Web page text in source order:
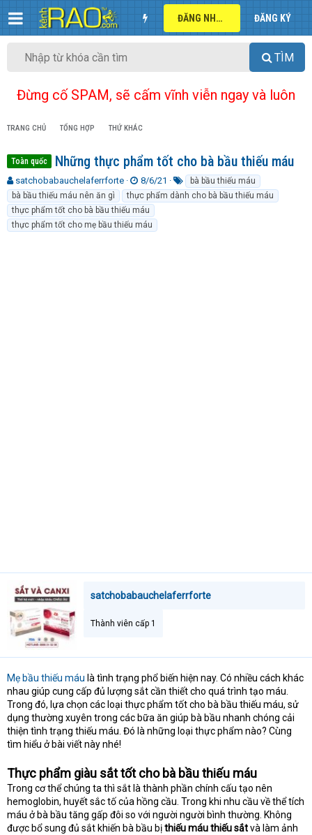
ĐĂNG NHẬP ĐĂNG KÝ
TÌM
Đừng cố SPAM, sẽ cấm vĩnh viễn ngay và luôn
TRANG CHỦ TỔNG HỢP THỨ KHÁC
Toàn quốc Những thực phẩm tốt cho bà bầu thiếu máu
T
h
r
e
a
satchobabauchelaferrforte
N
g
à
y
g
8/6/21
ừ
k
bà bầu thiếu máu
bà bầu thiếu máu nên ăn gì
thực phẩm dành cho bà bầu thiếu máu
thực phẩm tốt cho bà bầu thiếu máu
thực phẩm tốt cho mẹ bầu thiếu máu
satchobabauchelaferrforte
Thành viên cấp 1
Mẹ bầu thiếu máu là tình trạng phổ biến hiện nay. Có nhiều cách khác
nhau giúp cung cấp đủ lượng sắt cần thiết cho quá trình tạo máu.
Trong đó, lựa chọn các loại thực phẩm tốt cho bà bầu thiếu máu, sử
dụng thường xuyên trong các bữa ăn giúp bà bầu nhanh chóng cải
thiện tình trạng thiếu máu. Đó là những loại thực phẩm nào? Cùng
tìm hiểu ở bài viết này nhé!
Thực phẩm giàu sắt tốt cho bà bầu thiếu máu
Trong cơ thể chúng ta thì sắt là thành phần chính cấu tạo nên
hemoglobin, huyết sắc tố của hồng cầu. Trong khi nhu cầu về thể tích
máu ở bà bầu tăng gấp đôi so với người người bình thường. Không
được bổ sung đủ sắt khiến bà bầu bịthiếu máu thiếu sắtvà làm ảnh